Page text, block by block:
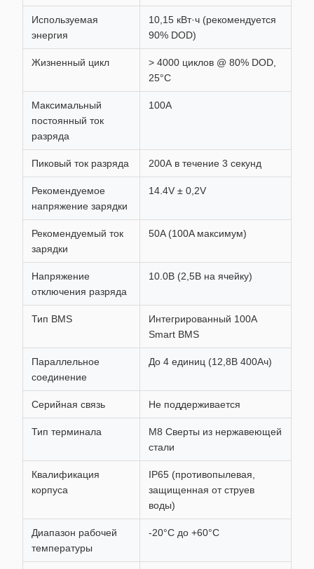
Используемая
энергия
10,15 кВт·ч (рекомендуется
90% DOD)
Жизненный цикл
> 4000 циклов @ 80% DOD,
25°C
Максимальный
постоянный ток
разряда
100А
Пиковый ток разряда 200А в течение 3 секунд
Рекомендуемое
напряжение зарядки
14.4V ± 0,2V
Рекомендуемый ток
зарядки
50A (100A максимум)
Напряжение
отключения разряда
10.0В (2,5В на ячейку)
Тип BMS
Интегрированный 100A
Smart BMS
Параллельное
соединение
До 4 единиц (12,8В 400Ач)
Серийная связь Не поддерживается
Тип терминала
M8 Сверты из нержавеющей
стали
Квалификация
корпуса
IP65 (противопылевая,
защищенная от струев
воды)
Диапазон рабочей
температуры
-20°C до +60°C